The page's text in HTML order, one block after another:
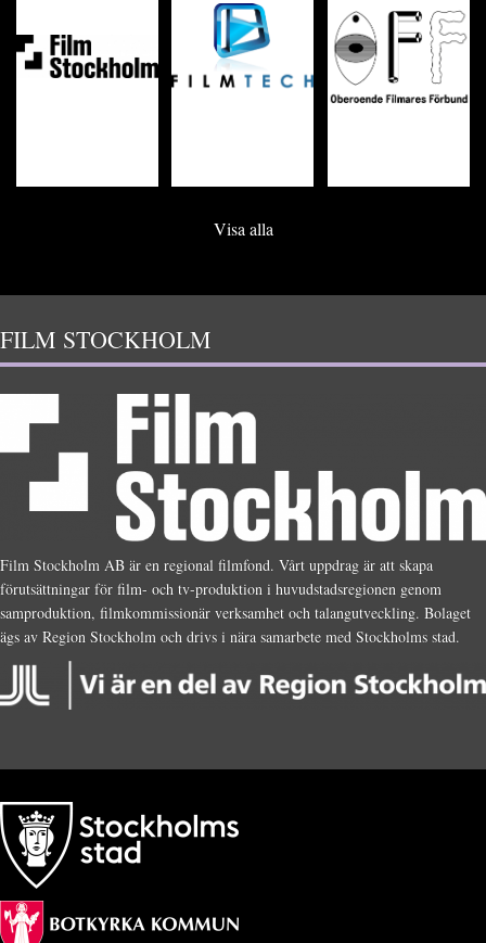
Visa alla
FILM STOCKHOLM
Film Stockholm AB är en regional filmfond. Vårt uppdrag är att skapa
förutsättningar för film- och tv-produktion i huvudstadsregionen genom
samproduktion, filmkommissionär verksamhet och talangutveckling. Bolaget
ägs av Region Stockholm och drivs i nära samarbete med Stockholms stad.